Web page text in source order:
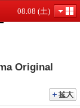
08.08 (土)
Original